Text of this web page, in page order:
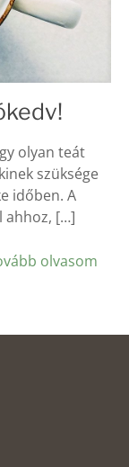
olyan teát
szüksége
időben. A
ahhoz, […]
olvasom